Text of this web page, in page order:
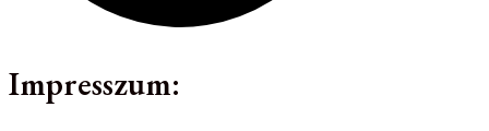
Impresszum: